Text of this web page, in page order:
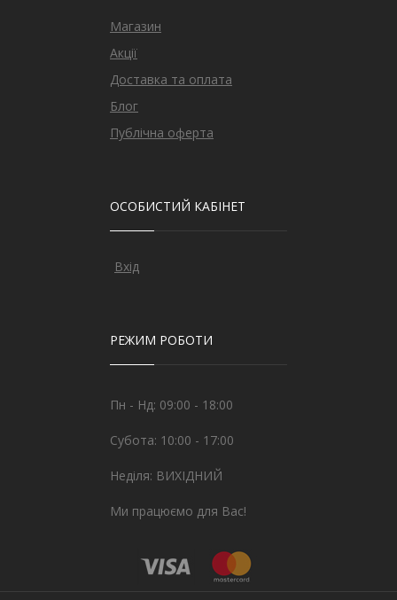
Магазин
Акції
Доставка та оплата
Блог
Публічна оферта
ОСОБИСТИЙ КАБІНЕТ
Вхід
РЕЖИМ РОБОТИ
Пн - Нд: 09:00 - 18:00
Субота: 10:00 - 17:00
Неділя: ВИХІДНИЙ
Ми працюємо для Вас!